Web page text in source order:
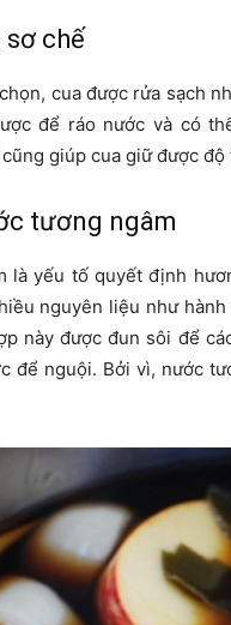
sơ chế
cua được rửa sạch
để ráo nước và có
giúp cua giữ được
tương ngâm
là yếu tố quyết định
nguyên liệu như
này được đun sôi để
để nguội. Bởi vì, nước